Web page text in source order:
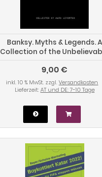
Banksy. Myths & Legends. A
Collection of the
and the Incredible
9,00 €
inkl. 10 % MwSt. zzgl.Versandkosten
Lieferzeit:AT und DE: 7-10 Tage